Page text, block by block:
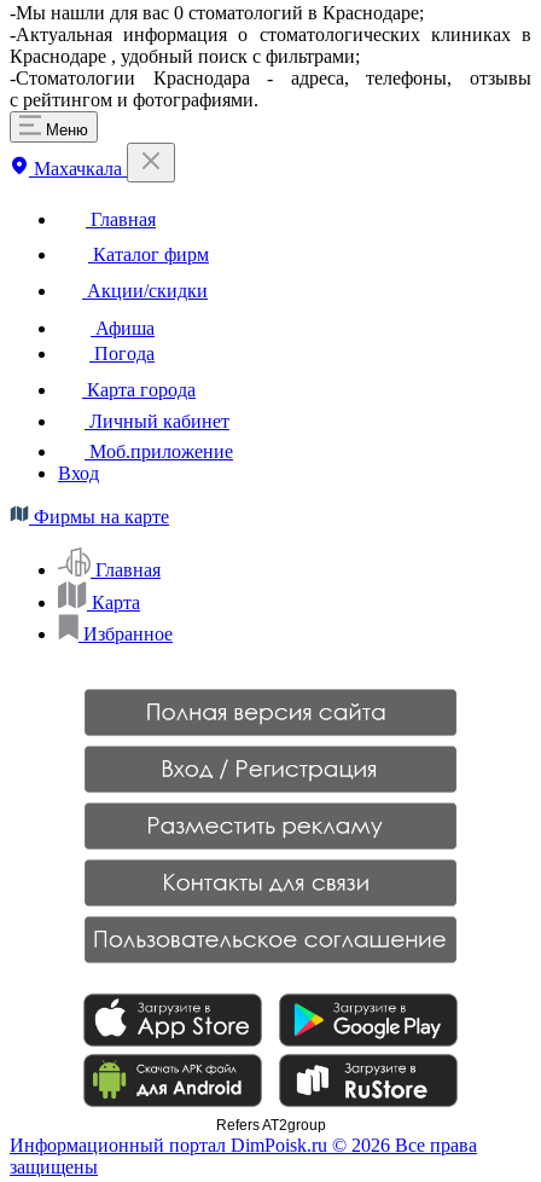
-Мы нашли для вас 0 стоматологий в Краснодаре;
-Актуальная информация о стоматологических клиниках в
Краснодаре , удобный поиск с фильтрами;
-Стоматологии Краснодара - адреса, телефоны, отзывы
с рейтингом и фотографиями.
Меню
Махачкала
Главная
Каталог фирм
Акции/скидки
Афиша
Погода
Карта города
Личный кабинет
Моб.приложение
Вход
Фирмы на карте
Главная
Карта
Избранное
Refers AT2group
Информационный портал DimPoisk.ru © 2026 Все права
защищены